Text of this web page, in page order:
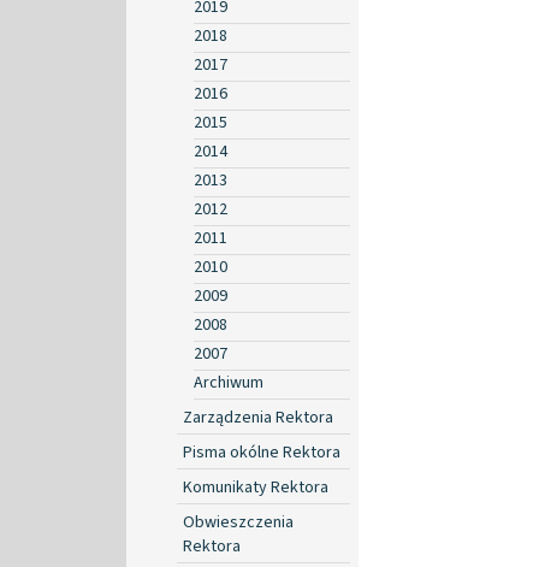
2019
2018
2017
2016
2015
2014
2013
2012
2011
2010
2009
2008
2007
Archiwum
Zarządzenia Rektora
Pisma okólne Rektora
Komunikaty Rektora
Obwieszczenia
Rektora